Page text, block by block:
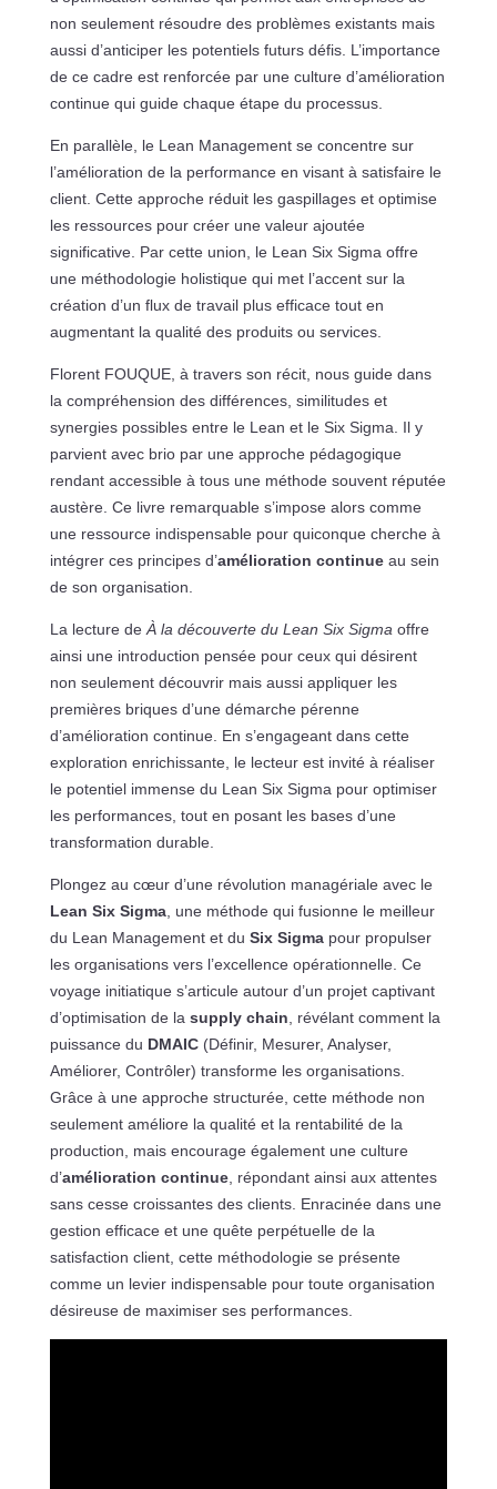
non seulement résoudre des problèmes existants mais
aussi d’anticiper les potentiels futurs défis. L’importance
de ce cadre est renforcée par une culture d’amélioration
continue qui guide chaque étape du processus.
En parallèle, le Lean Management se concentre sur
l’amélioration de la performance en visant à satisfaire le
client. Cette approche réduit les gaspillages et optimise
les ressources pour créer une valeur ajoutée
significative. Par cette union, le Lean Six Sigma offre
une méthodologie holistique qui met l’accent sur la
création d’un flux de travail plus efficace tout en
augmentant la qualité des produits ou services.
Florent FOUQUE, à travers son récit, nous guide dans
la compréhension des différences, similitudes et
synergies possibles entre le Lean et le Six Sigma. Il y
parvient avec brio par une approche pédagogique
rendant accessible à tous une méthode souvent réputée
austère. Ce livre remarquable s’impose alors comme
une ressource indispensable pour quiconque cherche à
intégrer ces principes d’amélioration continueau sein
de son organisation.
La lecture de À la découverte du Lean Six Sigma offre
ainsi une introduction pensée pour ceux qui désirent
non seulement découvrir mais aussi appliquer les
premières briques d’une démarche pérenne
d’amélioration continue. En s’engageant dans cette
exploration enrichissante, le lecteur est invité à réaliser
le potentiel immense du Lean Six Sigma pour optimiser
les performances, tout en posant les bases d’une
transformation durable.
Plongez au cœur d’une révolution managériale avec le
Lean Six Sigma, une méthode qui fusionne le meilleur
du Lean Management et du Six Sigmapour propulser
les organisations vers l’excellence opérationnelle. Ce
voyage initiatique s’articule autour d’un projet captivant
d’optimisation de la supply chain , révélant comment la
puissance du DMAIC(Définir, Mesurer, Analyser,
Améliorer, Contrôler) transforme les organisations.
Grâce à une approche structurée, cette méthode non
seulement améliore la qualité et la rentabilité de la
production, mais encourage également une culture
d’amélioration continue, répondant ainsi aux attentes
sans cesse croissantes des clients. Enracinée dans une
gestion efficace et une quête perpétuelle de la
satisfaction client, cette méthodologie se présente
comme un levier indispensable pour toute organisation
désireuse de maximiser ses performances.